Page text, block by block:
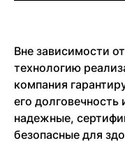
Вне зависимости
технологию
компания
его
надежные,
безопасные для